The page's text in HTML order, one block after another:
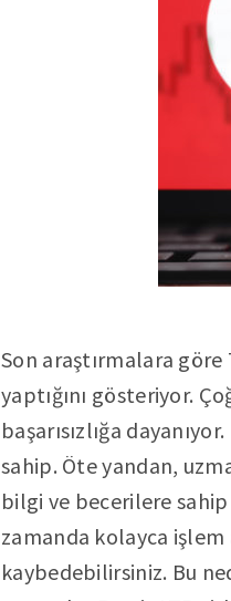
Son araştırmalara
yaptığını gösteriyor.
başarısızlığa
sahip. Öte yandan,
bilgi ve becerilere sahip
zamanda kolayca işlem
kaybedebilirsiniz. Bu